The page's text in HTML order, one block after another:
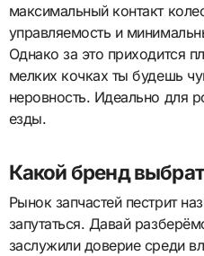
максимальный контакт
управляемость и
Однако за это приходится
мелких кочках ты будешь
неровность. Идеально для
езды.
Какой бренд
Рынок запчастей пестрит
запутаться. Давай
заслужили доверие среди